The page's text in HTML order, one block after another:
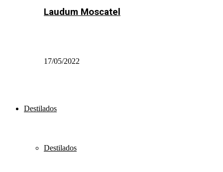
Laudum Moscatel
17/05/2022
Destilados
Destilados